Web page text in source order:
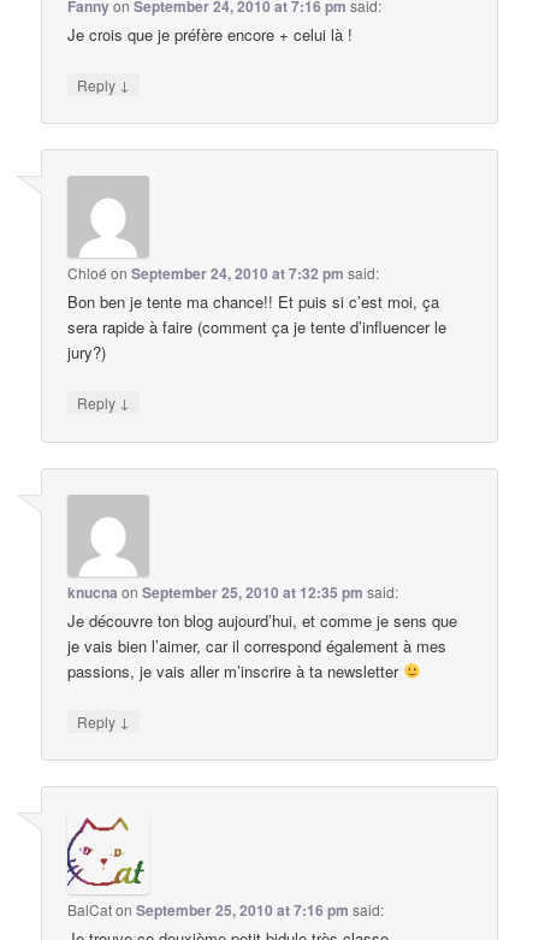
FannyonSeptember 24, 2010 at 7:16 pm said:
Je crois que je préfère encore + celui là !
Reply ↓
Chloé onSeptember 24, 2010 at 7:32 pm said:
Bon ben je tente ma chance!! Et puis si c’est moi, ça
sera rapide à faire (comment ça je tente d’influencer le
jury?)
Reply ↓
knucna onSeptember 25, 2010 at 12:35 pm said:
Je découvre ton blog aujourd’hui, et comme je sens que
je vais bien l’aimer, car il correspond également à mes
passions, je vais aller m’inscrire à ta newsletter
Reply ↓
BalCatonSeptember 25, 2010 at 7:16 pm said: